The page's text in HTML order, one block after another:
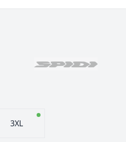
3XL